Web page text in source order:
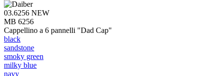
03.6256 NEW
MB 6256
Cappellino a 6 pannelli "Dad Cap"
black
sandstone
smoky green
milky blue
navy